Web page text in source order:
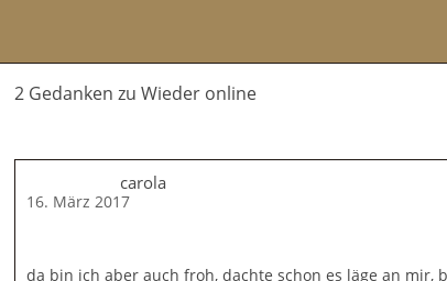
2 Gedanken zu Wieder online
carola
16. März 2017
da bin ich aber auch froh, dachte schon es läge an mir,